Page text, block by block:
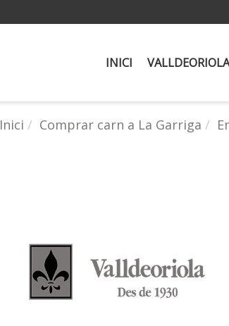
INICI VALLDEORIOLA
Inici Comprar carn a La Garriga